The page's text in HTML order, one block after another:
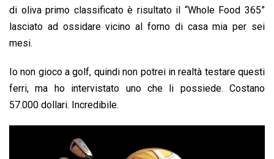
di oliva primo classificato è risultato il “Whole Food 365”
lasciato ad ossidare vicino al forno di casa mia per sei
mesi.
Io non gioco a golf, quindi non potrei in realtà testare questi
ferri, ma ho intervistato uno che li possiede. Costano
57.000 dollari. Incredibile.